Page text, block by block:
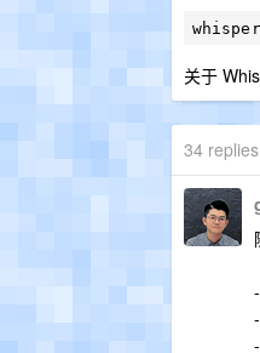
关于
34 replies